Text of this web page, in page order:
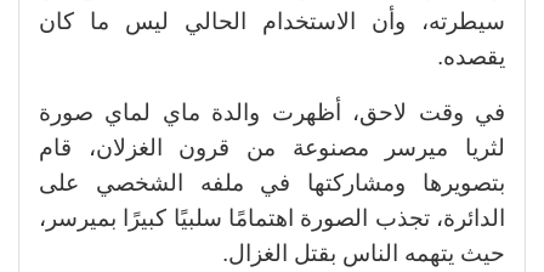
سيطرته، وأن الاستخدام الحالي ليس ما كان
يقصده.
في وقت لاحق، أظهرت والدة ماي لماي صورة
لثريا ميرسر مصنوعة من قرون الغزلان، قام
بتصويرها ومشاركتها في ملفه الشخصي على
الدائرة، تجذب الصورة اهتمامًا سلبيًا كبيرًا بميرسر،
حيث يتهمه الناس بقتل الغزال.